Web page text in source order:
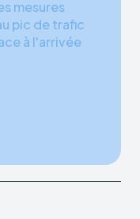
mesures
pic de trafic
à l'arrivée